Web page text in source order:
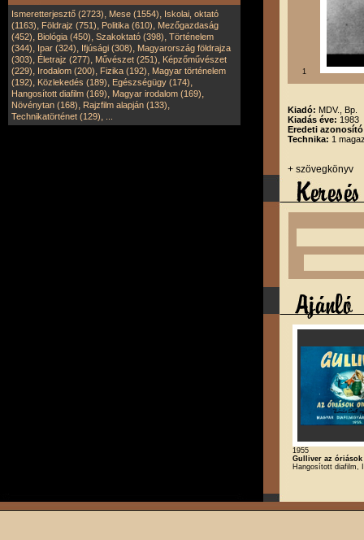
Ismeretterjesztő (2723), Mese (1554), Iskolai, oktató
(1163), Földrajz (751), Politika (610), Mezőgazdaság
(452), Biológia (450), Szakoktató (398), Történelem
(344), Ipar (324), Ifjúsági (308), Magyarország földrajza
(303), Életrajz (277), Művészet (251), Képzőművészet
(229), Irodalom (200), Fizika (192), Magyar történelem
(192), Közlekedés (189), Egészségügy (174),
Hangosított diafilm (169), Magyar irodalom (169),
Növénytan (168), Rajzfilm alapján (133),
Technikatörténet (129),
1
Kiadó: MDV., Bp.
Kiadás éve: 1983
Eredeti
Technika: 1
+ szövegkönyv
1955
Gulliver az óriások
Hangosított diafilm,